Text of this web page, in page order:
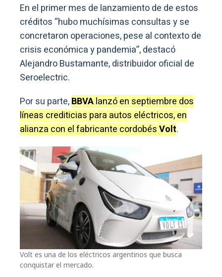
En el primer mes de lanzamiento de de estos
créditos “hubo muchísimas consultas y se
concretaron operaciones, pese al contexto de
crisis económica y pandemia”, destacó
Alejandro Bustamante, distribuidor oficial de
Seroelectric.
Por su parte,BBVAlanzó en septiembre dos
líneas crediticias para autos eléctricos, en
alianza con el fabricante cordobésVolt.
Volt es una de los eléctricos argentinos que busca
conquistar el mercado.